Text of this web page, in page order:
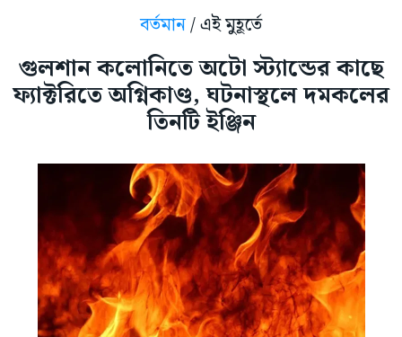
বর্তমান/ এই মুহূর্তে
গুলশান কলোনিতে অটো স্ট্যান্ডের কাছে
ফ্যাক্টরিতে অগ্নিকাণ্ড, ঘটনাস্থলে দমকলের
তিনটি ইঞ্জিন